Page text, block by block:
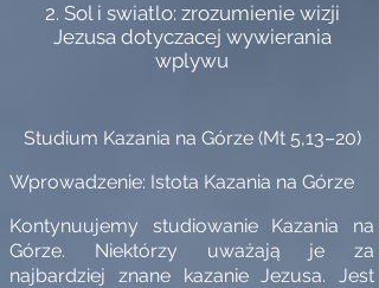
2. Sol i swiatlo: zrozumienie wizji
Jezusa dotyczacej wywierania
wplywu
Studium Kazania na Górze (Mt 5,13–20)
Wprowadzenie: Istota Kazania na Górze
Kontynuujemy studiowanie Kazania na
Górze. Niektórzy uważają je za
najbardziej znane kazanie Jezusa. Jest